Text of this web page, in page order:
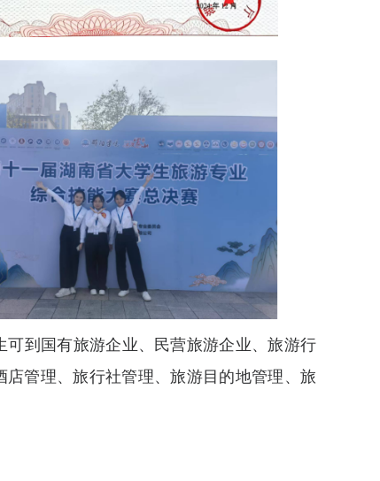
可到国有旅游企业、民营旅游企业、旅游行
管理、旅行社管理、旅游目的地管理、旅